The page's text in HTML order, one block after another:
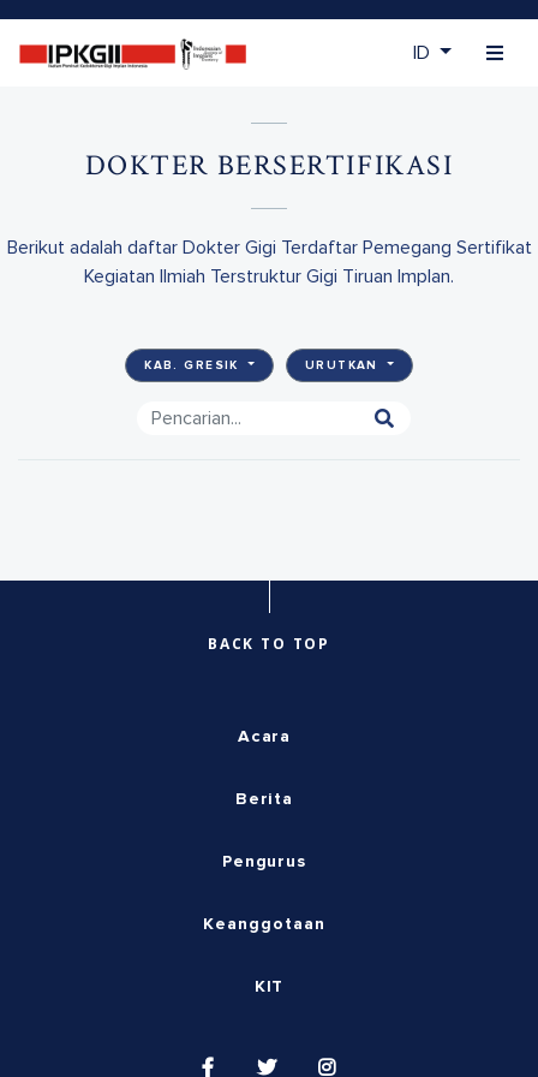
ID
DOKTER BERSERTIFIKASI
Berikut adalah daftar Dokter Gigi Terdaftar Pemegang Sertifikat
Kegiatan Ilmiah Terstruktur Gigi Tiruan Implan.
KAB. GRESIK URUTKAN
BACK TO TOP
Acara
Berita
Pengurus
Keanggotaan
KIT